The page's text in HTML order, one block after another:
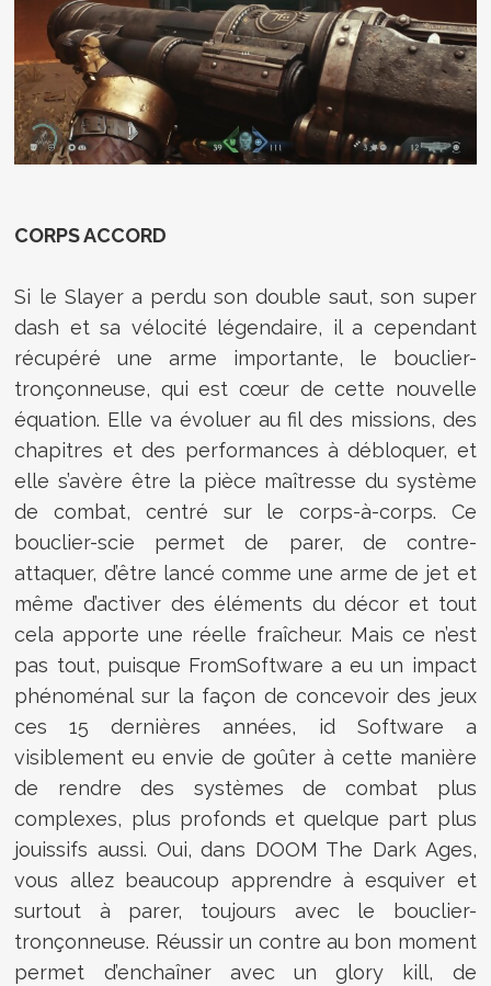
CORPS ACCORD
Si le Slayer a perdu son double saut, son super
dash et sa vélocité légendaire, il a cependant
récupéré une arme importante, le bouclier-
tronçonneuse, qui est cœur de cette nouvelle
équation. Elle va évoluer au fil des missions, des
chapitres et des performances à débloquer, et
elle s’avère être la pièce maîtresse du système
de combat, centré sur le corps-à-corps. Ce
bouclier-scie permet de parer, de contre-
attaquer, d’être lancé comme une arme de jet et
même d’activer des éléments du décor et tout
cela apporte une réelle fraîcheur. Mais ce n’est
pas tout, puisque FromSoftware a eu un impact
phénoménal sur la façon de concevoir des jeux
ces 15 dernières années, id Software a
visiblement eu envie de goûter à cette manière
de rendre des systèmes de combat plus
complexes, plus profonds et quelque part plus
jouissifs aussi. Oui, dans DOOM The Dark Ages,
vous allez beaucoup apprendre à esquiver et
surtout à parer, toujours avec le bouclier-
tronçonneuse. Réussir un contre au bon moment
permet d’enchaîner avec un glory kill, de